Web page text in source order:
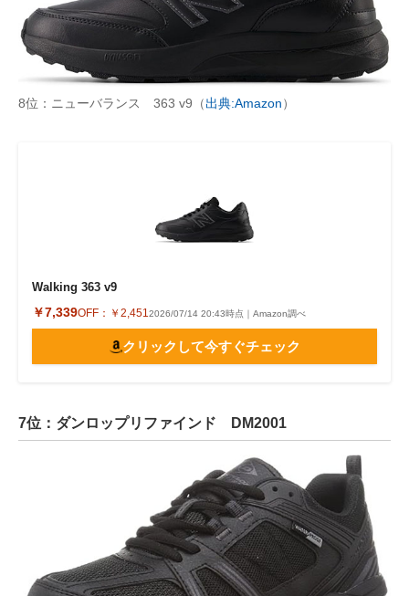
8位：ニューバランス 363 v9（出典:Amazon）
Walking 363 v9
￥7,339OFF： ￥2,4512026/07/14 20:43時点｜Amazon調べ
クリックして今すぐチェック
7位：ダンロップリファインド DM2001